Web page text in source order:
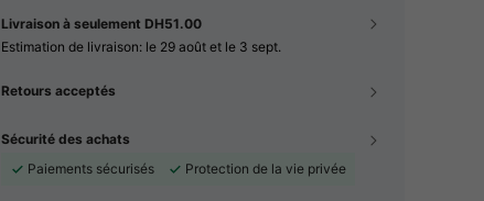
Livraison à seulement DH51.00
Estimation de livraison: le 29 août et le 3 sept.
Retours acceptés
Sécurité des achats
Paiements sécurisés
Protection de la vie privée